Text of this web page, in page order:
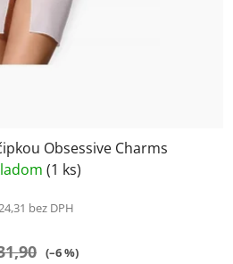
Obsessive Charms
(1 ks)
bez DPH
(–6 %)